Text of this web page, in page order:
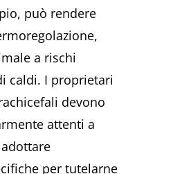
può rendere
a rischi
caldi. I proprietari
devono
attenti a
per tutelarne